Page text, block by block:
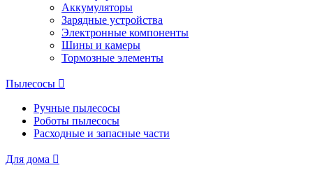
Аккумуляторы
Зарядные устройства
Электронные компоненты
Шины и камеры
Тормозные элементы
Пылесосы
Ручные пылесосы
Роботы пылесосы
Расходные и запасные части
Для дома